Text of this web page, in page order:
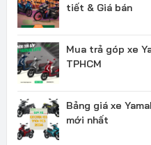
tiết & Giá bán
Mua trả góp xe
TPHCM
Bảng giá xe
mới nhất